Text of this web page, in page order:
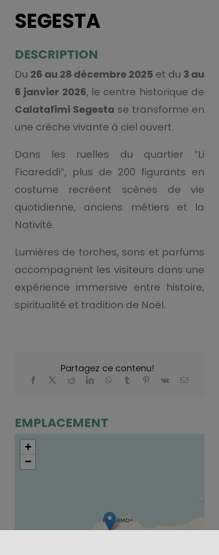
SEGESTA
DESCRIPTION
Du 26 au 28 décembre 2025 et du 3 au
6 janvier 2026, le centre historique de
Calatafimi Segesta se transforme en
une crèche vivante à ciel ouvert.
Dans les ruelles du quartier “Li
Ficareddi”, plus de 200 figurants en
costume recréent scènes de vie
quotidienne, anciens métiers et la
Nativité.
Lumières de torches, sons et parfums
accompagnent les visiteurs dans une
expérience immersive entre histoire,
spiritualité et tradition de Noël.
Partagez ce contenu!
EMPLACEMENT
+
−